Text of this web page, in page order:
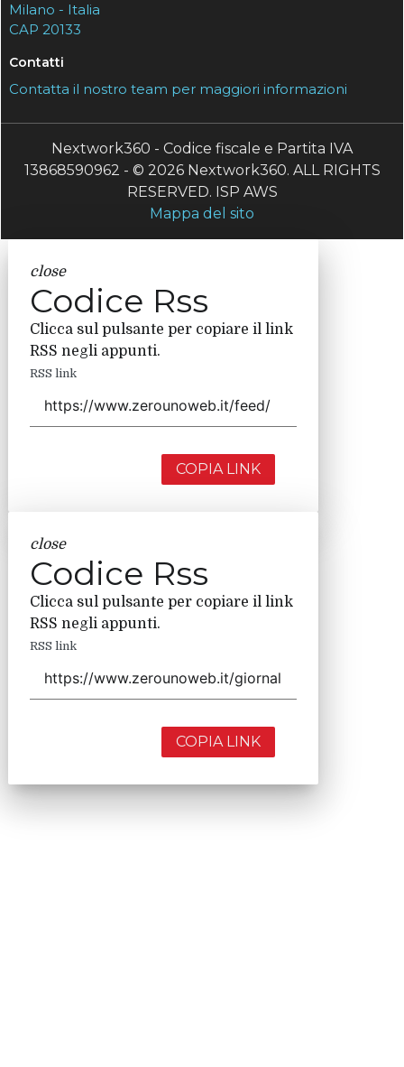
Milano - Italia
CAP 20133
Contatti
Contatta il nostro team per maggiori informazioni
Nextwork360 - Codice fiscale e Partita IVA
13868590962 - © 2026 Nextwork360. ALL RIGHTS
RESERVED. ISP AWS
Mappa del sito
close
Codice Rss
Clicca sul pulsante per copiare il link
RSS negli appunti.
RSS link
COPIA LINK
close
Codice Rss
Clicca sul pulsante per copiare il link
RSS negli appunti.
RSS link
COPIA LINK